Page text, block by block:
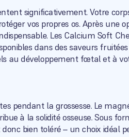
significativement. Votre
vos propres os. Après une
Les Calcium Soft
dans des saveurs
au développement fœtal et à
pendant la grossesse. Le
à la solidité osseuse. Sous
bien toléré – un choix idéal